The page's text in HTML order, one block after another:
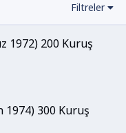
Filtreler
1972) 200 Kuruş
1974) 300 Kuruş